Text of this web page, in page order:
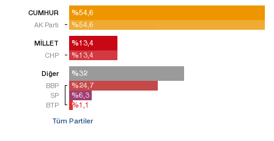
CUMHUR
AK Parti
%54,6
%54,6
%54,6
%54,6
MİLLET
CHP
%13,4
%13,4
%13,4
%13,4
Diğer
BBP
SP
BTP
%32
%24,7
%6,3
%1,1
%32
%24,7
%6,3
%1,1
Tüm Partiler